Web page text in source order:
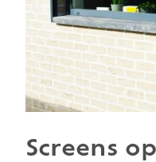
Screens